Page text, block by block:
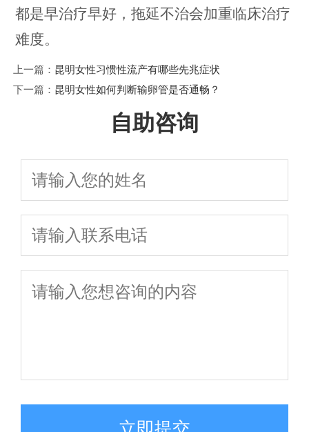
都是早治疗早好，拖延不治会加重临床治疗
难度。
上一篇： 昆明女性习惯性流产有哪些先兆症状
下一篇： 昆明女性如何判断输卵管是否通畅？
自助咨询